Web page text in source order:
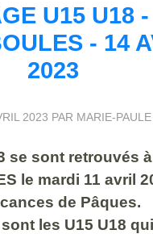
U15 U18 -
- 14
2023
2023 PAR MARIE-
se sont retrouvés à
le mardi 11 avril
de Pâques.
les U15 U18